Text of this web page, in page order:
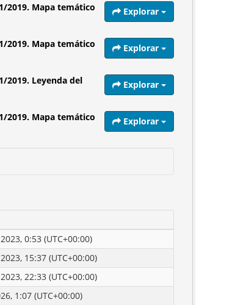
2019. Mapa temático
Explorar
2019. Mapa temático
Explorar
2019. Leyenda del
Explorar
2019. Mapa temático
Explorar
0:53 (UTC+00:00)
15:37 (UTC+00:00)
22:33 (UTC+00:00)
1:07 (UTC+00:00)